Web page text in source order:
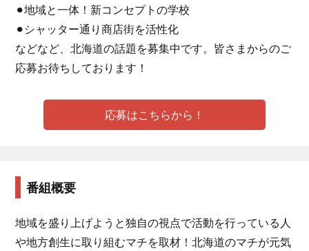
⚫︎地域と一体！新コンセプトの学校
⚫︎シャッター通り商店街を活性化
などなど、北海道の話題を募集中です。皆さまからのご
応募お待ちしております！
応募はこちらから！
番組概要
地域を盛り上げようと独自の視点で活動を行っている人
や地方創生に取り組むマチを取材！北海道のマチが元気